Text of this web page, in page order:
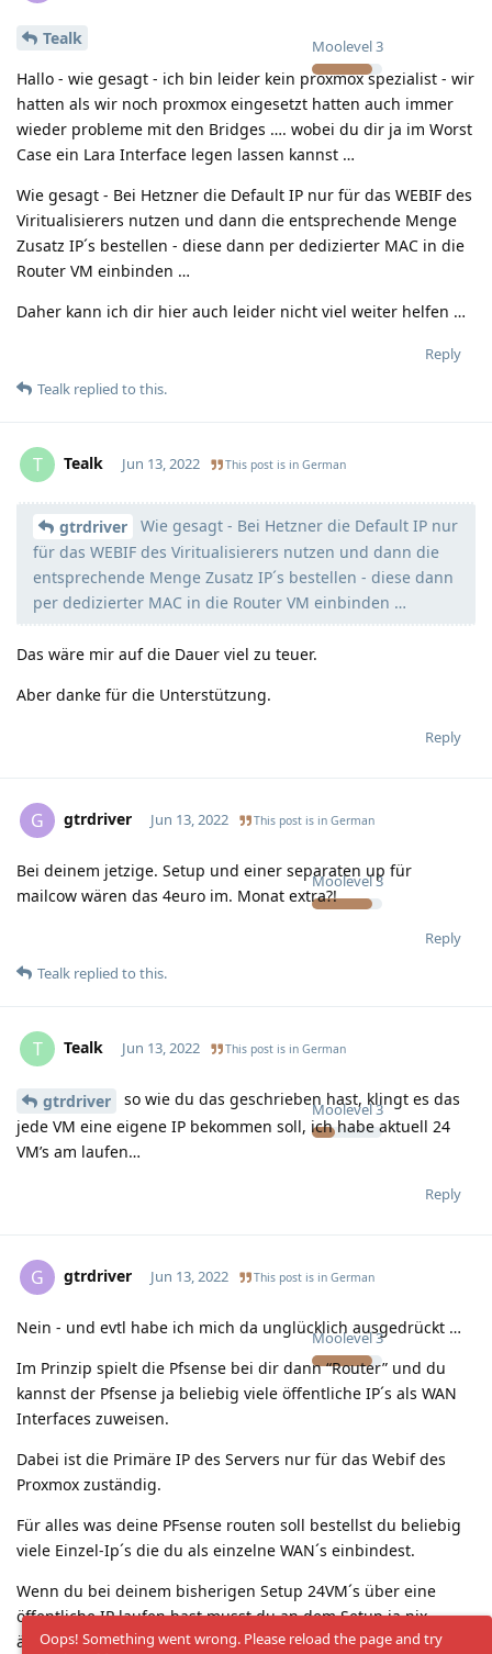
Moolevel3
Tealk
Hallo - wie gesagt - ich bin leider kein proxmox spezialist - wir
hatten als wir noch proxmox eingesetzt hatten auch immer
wieder probleme mit den Bridges …. wobei du dir ja im Worst
Case ein Lara Interface legen lassen kannst …
Wie gesagt - Bei Hetzner die Default IP nur für das WEBIF des
Viritualisierers nutzen und dann die entsprechende Menge
Zusatz IP´s bestellen - diese dann per dedizierter MAC in die
Router VM einbinden …
Daher kann ich dir hier auch leider nicht viel weiter helfen …
Reply
Tealk replied to this.
T Tealk
Moolevel3
Jun 13, 2022 This post is in German
gtrdriver
Wie gesagt - Bei Hetzner die Default IP nur
für das WEBIF des Viritualisierers nutzen und dann die
entsprechende Menge Zusatz IP´s bestellen - diese dann
per dedizierter MAC in die Router VM einbinden …
Das wäre mir auf die Dauer viel zu teuer.
Aber danke für die Unterstützung.
Reply
G gtrdriver
Moolevel3
Jun 13, 2022 This post is in German
Bei deinem jetzige. Setup und einer separaten up für
mailcow wären das 4euro im. Monat extra?!
Reply
Tealk replied to this.
T Tealk
Moolevel3
Jun 13, 2022 This post is in German
gtrdriver
so wie du das geschrieben hast, klingt es das
jede VM eine eigene IP bekommen soll, ich habe aktuell 24
VM’s am laufen…
Reply
G gtrdriver
Moolevel3
Jun 13, 2022 This post is in German
Nein - und evtl habe ich mich da unglücklich ausgedrückt …
Im Prinzip spielt die Pfsense bei dir dann “Router” und du
kannst der Pfsense ja beliebig viele öffentliche IP´s als WAN
Interfaces zuweisen.
Dabei ist die Primäre IP des Servers nur für das Webif des
Proxmox zuständig.
Für alles was deine PFsense routen soll bestellst du beliebig
viele Einzel-Ip´s die du als einzelne WAN´s einbindest.
Wenn du bei deinem bisherigen Setup 24VM´s über eine
öffentliche IP laufen hast musst du an dem Setup ja nix
ändern.
Oops! Something went wrong. Please reload the page and try